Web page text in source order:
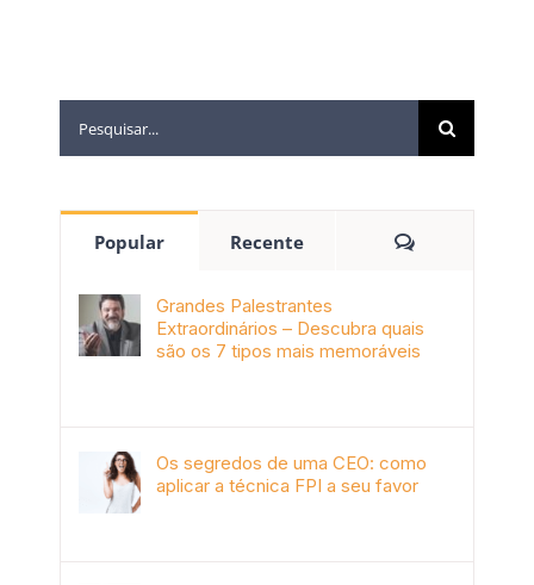
Popular Recente
Grandes Palestrantes
Extraordinários – Descubra quais
são os 7 tipos mais memoráveis
Os segredos de uma CEO: como
aplicar a técnica FPI a seu favor